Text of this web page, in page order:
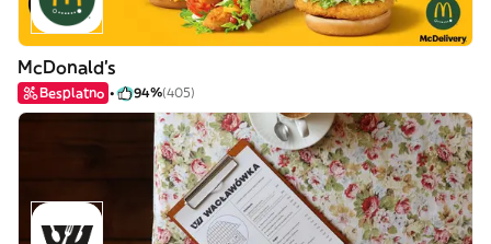
McDonald's
Besplatno 94%(405)